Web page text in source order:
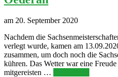
am 20. September 2020
Nachdem die
verlegt wurde, kamen am
zusammen, um doch noch die
kühren. Das Wetter war eine
mitgereisten …